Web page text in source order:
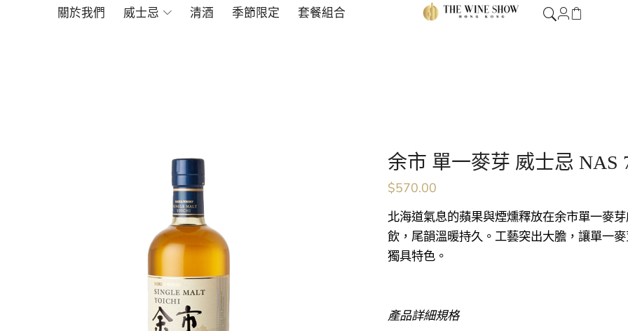
關於我們 威士忌 清酒 季節限定 套餐組合
余市 單一麥芽 威士忌 NAS
$570.00
北海道氣息的蘋果與煙燻釋放在余市單一麥
飲，尾韻溫暖持久。工藝突出大膽，讓單一
獨具特色。
產品詳細規格